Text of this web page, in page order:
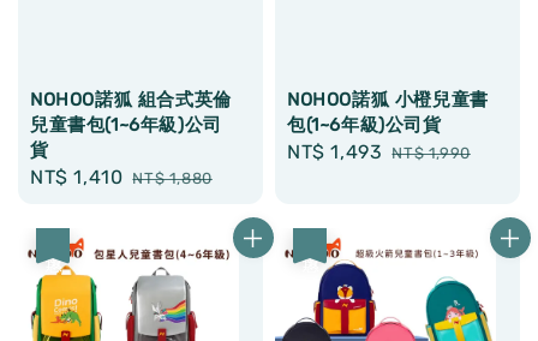
NOHOO諾狐 組合式英倫
兒童書包(1~6年級)公司
貨
Sale
NT$ 1,410 Regular
NT$ 1,880
NOHOO諾狐 小橙兒童書
包(1~6年級)公司貨
Sale
NT$ 1,493 Regular
NT$ 1,990